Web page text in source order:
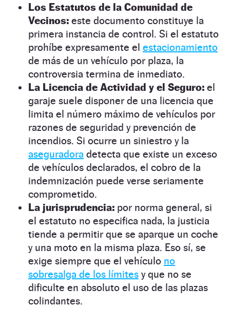
Los Estatutos de la Comunidad de
Vecinos: este documento constituye la
primera instancia de control. Si el estatuto
prohíbe expresamente el estacionamiento
de más de un vehículo por plaza, la
controversia termina de inmediato.
La Licencia de Actividad y el Seguro: el
garaje suele disponer de una licencia que
limita el número máximo de vehículos por
razones de seguridad y prevención de
incendios. Si ocurre un siniestro y la
aseguradora detecta que existe un exceso
de vehículos declarados, el cobro de la
indemnización puede verse seriamente
comprometido.
La jurisprudencia: por norma general, si
el estatuto no especifica nada, la justicia
tiende a permitir que se aparque un coche
y una moto en la misma plaza. Eso sí, se
exige siempre que el vehículo no
sobresalga de los límites y que no se
dificulte en absoluto el uso de las plazas
colindantes.